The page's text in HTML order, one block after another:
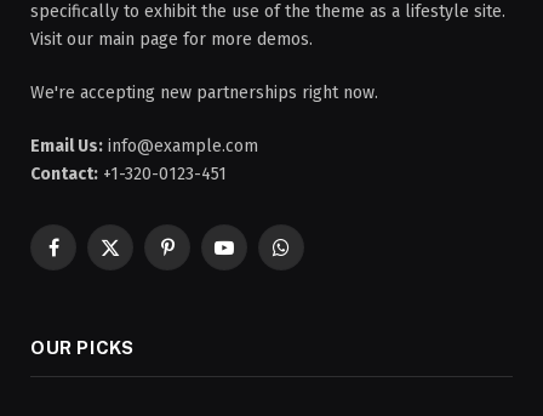
specifically to exhibit the use of the theme as a lifestyle site.
Visit our main page for more demos.
We're accepting new partnerships right now.
Email Us: info@example.com
Contact: +1-320-0123-451
Facebook
X
PinterestYouTubeWhatsApp
OUR PICKS